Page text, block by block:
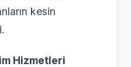
kesin
Hizmetleri